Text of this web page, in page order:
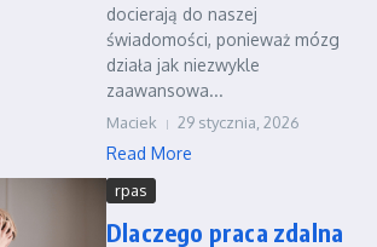
docierają do naszej
świadomości, ponieważ mózg
działa jak niezwykle
zaawansowa...
Maciek 29 stycznia, 2026
Read More
rpas
Dlaczego praca zdalna